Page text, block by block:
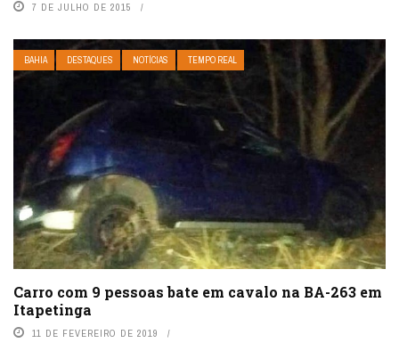
7 DE JULHO DE 2015
BAHIA DESTAQUES NOTÍCIAS TEMPO REAL
Carro com 9 pessoas bate em cavalo na BA-263 em
Itapetinga
11 DE FEVEREIRO DE 2019